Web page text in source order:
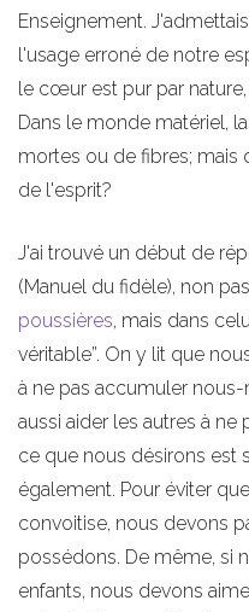
Enseignement.
l'usage erroné de notre
le cœur est pur par
Dans le monde matériel,
mortes ou de fibres; mais
de l'esprit?
J'ai trouvé un début de
(Manuel du fidèle), non
poussières, mais dans
véritable”. On y lit que
à ne pas accumuler
aussi aider les autres à ne
ce que nous désirons est
également. Pour éviter
convoitise, nous devons
possédons. De même, si
enfants, nous devons